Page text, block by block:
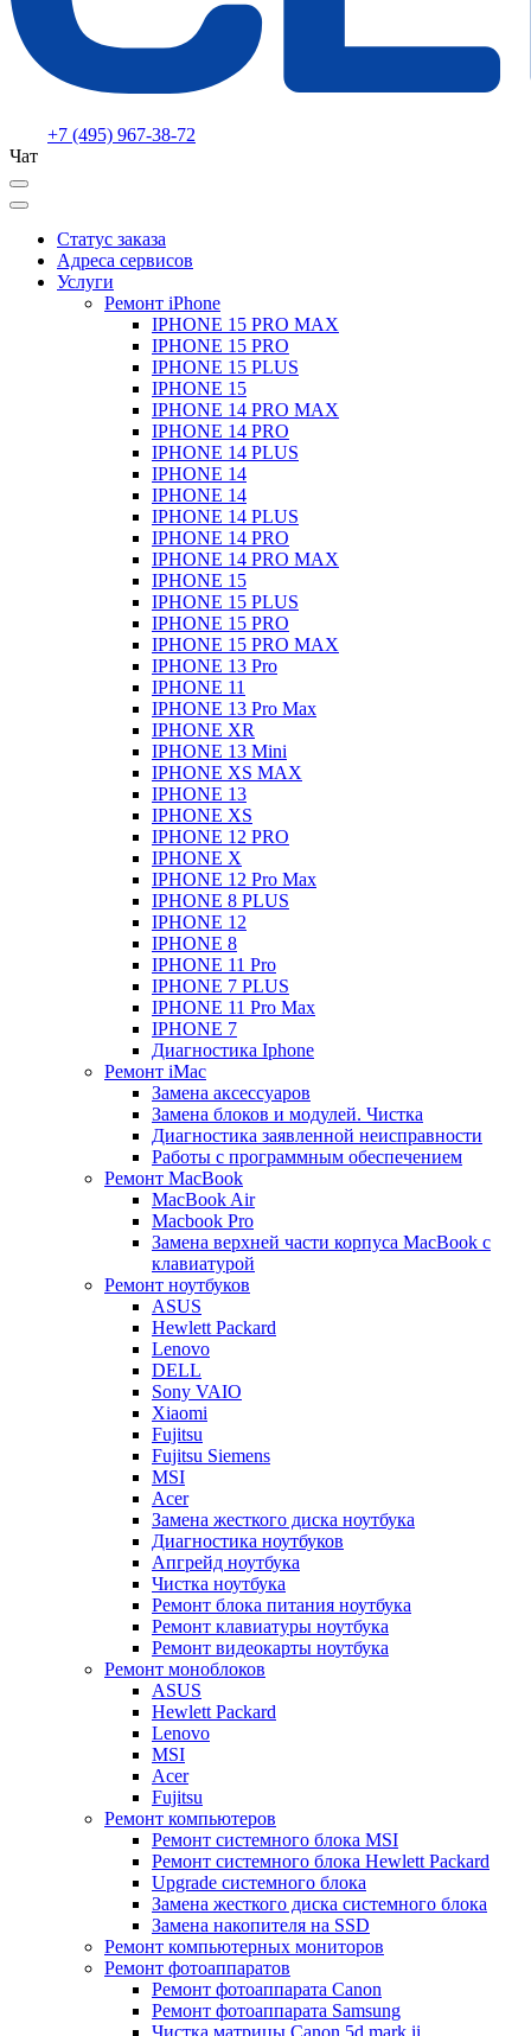
+7 (495) 967-38-72
Чат
Статус заказа
Адреса сервисов
Услуги
Ремонт iPhone
IPHONE 15 PRO MAX
IPHONE 15 PRO
IPHONE 15 PLUS
IPHONE 15
IPHONE 14 PRO MAX
IPHONE 14 PRO
IPHONE 14 PLUS
IPHONE 14
IPHONE 14
IPHONE 14 PLUS
IPHONE 14 PRO
IPHONE 14 PRO MAX
IPHONE 15
IPHONE 15 PLUS
IPHONE 15 PRO
IPHONE 15 PRO MAX
IPHONE 13 Pro
IPHONE 11
IPHONE 13 Pro Max
IPHONE XR
IPHONE 13 Mini
IPHONE XS MAX
IPHONE 13
IPHONE XS
IPHONE 12 PRO
IPHONE X
IPHONE 12 Pro Max
IPHONE 8 PLUS
IPHONE 12
IPHONE 8
IPHONE 11 Pro
IPHONE 7 PLUS
IPHONE 11 Pro Max
IPHONE 7
Диагностика Iphone
Ремонт iMac
Замена аксессуаров
Замена блоков и модулей. Чистка
Диагностика заявленной неисправности
Работы с программным обеспечением
Ремонт MacBook
MacBook Air
Macbook Pro
Замена верхней части корпуса MacBook с
клавиатурой
Ремонт ноутбуков
ASUS
Hewlett Packard
Lenovo
DELL
Sony VAIO
Xiaomi
Fujitsu
Fujitsu Siemens
MSI
Acer
Замена жесткого диска ноутбука
Диагностика ноутбуков
Апгрейд ноутбука
Чистка ноутбука
Ремонт блока питания ноутбука
Ремонт клавиатуры ноутбука
Ремонт видеокарты ноутбука
Ремонт моноблоков
ASUS
Hewlett Packard
Lenovo
MSI
Acer
Fujitsu
Ремонт компьютеров
Ремонт системного блока MSI
Ремонт системного блока Hewlett Packard
Upgrade системного блока
Замена жесткого диска системного блока
Замена накопителя на SSD
Ремонт компьютерных мониторов
Ремонт фотоаппаратов
Ремонт фотоаппарата Canon
Ремонт фотоаппарата Samsung
Чистка матрицы Canon 5d mark ii